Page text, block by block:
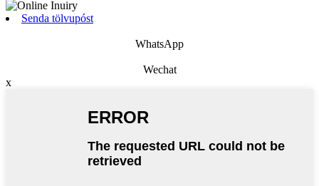
Senda tölvupóst
WhatsApp
Wechat
x